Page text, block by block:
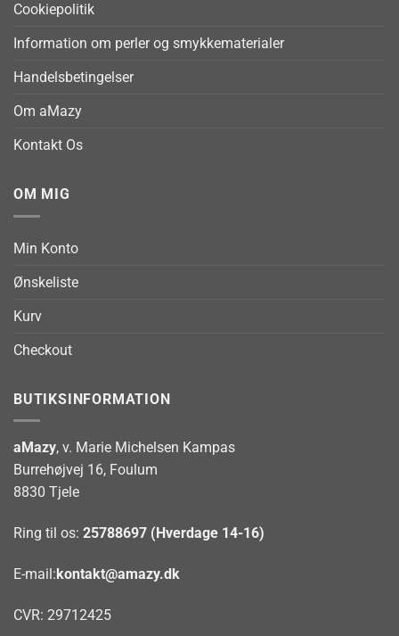
Cookiepolitik
Information om perler og smykkematerialer
Handelsbetingelser
Om aMazy
Kontakt Os
OM MIG
Min Konto
Ønskeliste
Kurv
Checkout
BUTIKSINFORMATION
aMazy, v. Marie Michelsen Kampas
Burrehøjvej 16, Foulum
8830 Tjele
Ring til os: 25788697 (Hverdage 14-16)
E-mail:kontakt@amazy.dk
CVR: 29712425